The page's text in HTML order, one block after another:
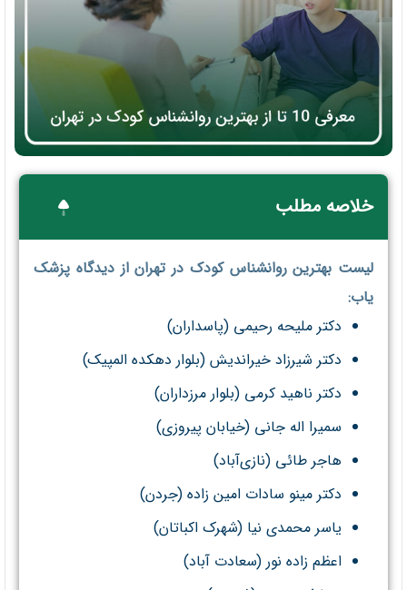
خلاصه مطلب
لیست بهترین روانشناس کودک در تهران از دیدگاه پزشک
یاب:
دکتر ملیحه رحیمی (پاسداران)
دکتر شیرزاد خیراندیش (بلوار دهکده المپیک)
دکتر ناهید کرمی (بلوار مرزداران)
سمیرا اله جانی (خیابان پیروزی)
هاجر طائی (نازی‌آباد)
دکتر مینو سادات امین زاده (جردن)
یاسر محمدی نیا (شهرک اکباتان)
اعظم زاده نور (سعادت آباد)